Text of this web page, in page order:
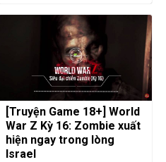
[Truyện Game 18+] World
War Z Kỳ 16: Zombie xuất
hiện ngay trong lòng
Israel